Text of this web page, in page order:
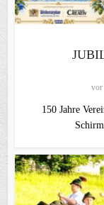
vor
150 Jahre